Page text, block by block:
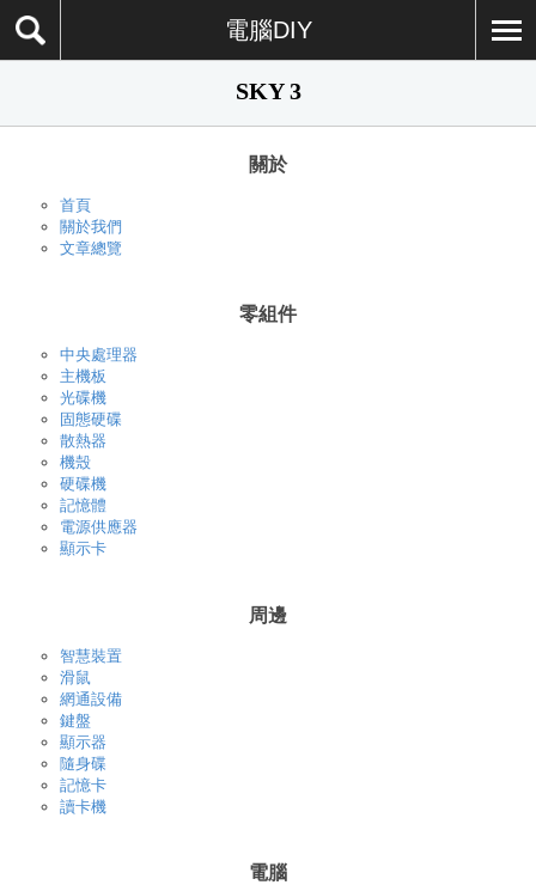
電腦DIY
SKY 3
關於
首頁
關於我們
文章總覽
零組件
中央處理器
主機板
光碟機
固態硬碟
散熱器
機殼
硬碟機
記憶體
電源供應器
顯示卡
周邊
智慧裝置
滑鼠
網通設備
鍵盤
顯示器
隨身碟
記憶卡
讀卡機
電腦